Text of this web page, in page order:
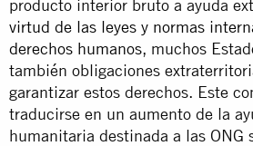
producto interior bruto a ayuda
virtud de las leyes y normas
derechos humanos, muchos
también obligaciones
garantizar estos derechos. Este
traducirse en un aumento de la
humanitaria destinada a las ONG